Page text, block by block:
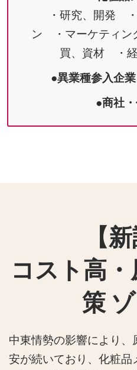
・研究、開発 ・
ン ・マーケティ
買、資材 ・
●異業種参入企
●商社
【
コスト高
策
中東情勢の影響により
安が続いており、化粧